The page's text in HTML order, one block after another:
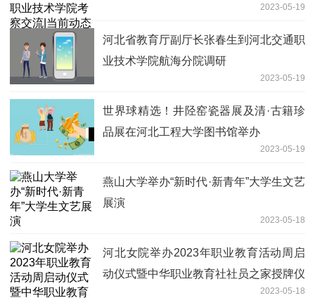
2023-05-19
河北省教育厅副厅长张春生到河北交通职
业技术学院航海分院调研
2023-05-19
世界球精选！井陉窑瓷器展及清·古籍珍
品展在河北工程大学图书馆举办
2023-05-19
燕山大学举办“新时代·新青年”大学生文艺
展演
2023-05-18
河北女院举办2023年职业教育活动周启
动仪式暨中华职业教育社社员之家授牌仪
2023-05-18